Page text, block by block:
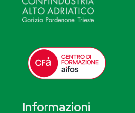
Informazioni